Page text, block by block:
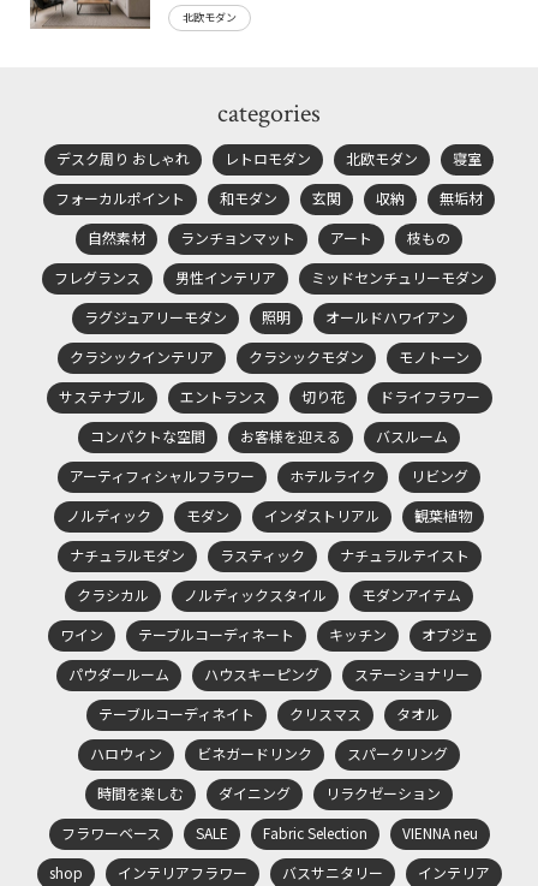
北欧モダン
categories
デスク周り おしゃれ レトロモダン 北欧モダン
寝室
フォーカルポイント
和モダン 玄関 収納
無垢材
自然素材
ランチョンマット アート
枝もの
フレグランス
男性インテリア
ミッドセンチュリーモダン
ラグジュアリーモダン
照明
オールドハワイアン
クラシックインテリア
クラシックモダン
モノトーン
サステナブル
エントランス 切り花
ドライフラワー
コンパクトな空間
お客様を迎える
バスルーム
アーティフィシャルフラワー
ホテルライク
リビング
ノルディック
モダン インダストリアル
観葉植物
ナチュラルモダン
ラスティック
ナチュラルテイスト
クラシカル
ノルディックスタイル
モダンアイテム
ワイン
テーブルコーディネート キッチン
オブジェ
パウダールーム
ハウスキーピング
ステーショナリー
テーブルコーディネイト
クリスマス
タオル
ハロウィン
ビネガードリンク
スパークリング
時間を楽しむ
ダイニング
リラクゼーション
フラワーベース
SALE Fabric Selection
VIENNA neu
shop
インテリアフラワー バスサニタリー インテリア